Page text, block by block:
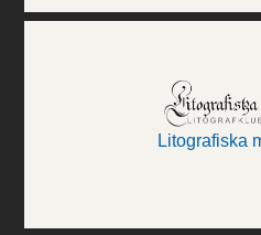
Litografiska